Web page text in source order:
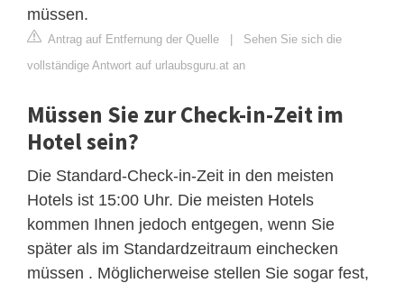
müssen.
Antrag auf Entfernung der Quelle | Sehen Sie sich die
vollständige Antwort auf urlaubsguru.at an
Müssen Sie zur Check-in-Zeit im
Hotel sein?
Die Standard-Check-in-Zeit in den meisten
Hotels ist 15:00 Uhr. Die meisten Hotels
kommen Ihnen jedoch entgegen, wenn Sie
später als im Standardzeitraum einchecken
müssen . Möglicherweise stellen Sie sogar fest,